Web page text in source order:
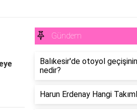
Gündem
Balıkesir'de otoyol
nedir?
Harun Erdenay Hangi